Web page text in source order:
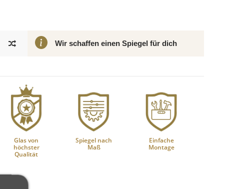
Wir schaffen einen Spiegel für dich
Glas von
höchster
Qualität
Spiegel nach
Maß
Einfache
Montage